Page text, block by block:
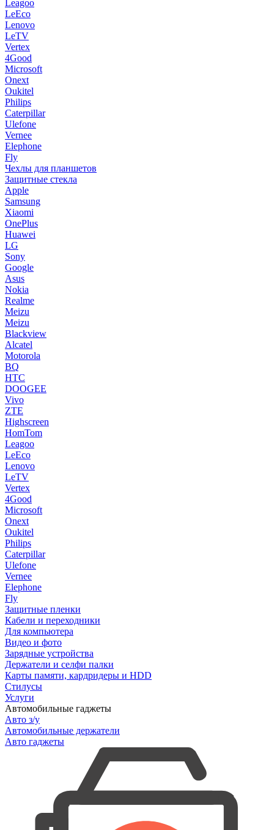
Leagoo
LeEco
Lenovo
LeTV
Vertex
4Good
Microsoft
Onext
Oukitel
Philips
Caterpillar
Ulefone
Vernee
Elephone
Fly
Чехлы для планшетов
Защитные стекла
Apple
Samsung
Xiaomi
OnePlus
Huawei
LG
Sony
Google
Asus
Nokia
Realme
Meizu
Meizu
Blackview
Alcatel
Motorola
BQ
HTC
DOOGEE
Vivo
ZTE
Highscreen
HomTom
Leagoo
LeEco
Lenovo
LeTV
Vertex
4Good
Microsoft
Onext
Oukitel
Philips
Caterpillar
Ulefone
Vernee
Elephone
Fly
Защитные пленки
Кабели и переходники
Для компьютера
Видео и фото
Зарядные устройства
Держатели и селфи палки
Карты памяти, кардридеры и HDD
Стилусы
Услуги
Автомобильные гаджеты
Авто з/у
Автомобильные держатели
Авто гаджеты